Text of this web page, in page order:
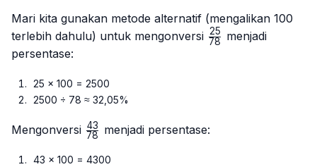
Mari kita gunakan metode alternatif (mengalikan 100
terlebih dahulu) untuk mengonversi \frac{25}
78
25
menjadi
persentase:
25 × 100 = 2500
2500 ÷ 78 ≈ 32,05%
Mengonversi \frac{43}
78
43 menjadi persentase:
43 × 100 = 4300